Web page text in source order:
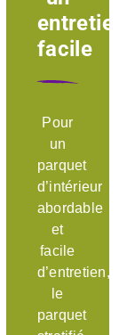
entretien
facile
Pour
un
parquet
d’intérieur
abordable
et
facile
d’entretien,
le
parquet